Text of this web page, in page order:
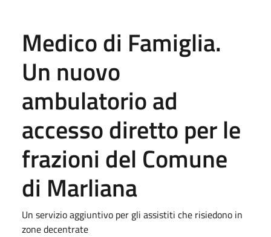
Medico di Famiglia.
Un nuovo
ambulatorio ad
accesso diretto per le
frazioni del Comune
di Marliana
Un servizio aggiuntivo per gli assistiti che risiedono in
zone decentrate